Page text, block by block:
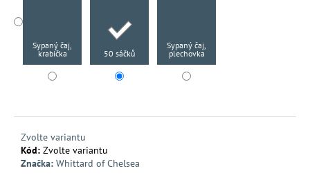
Sypaný čaj,
krabička
50 sáčků
Sypaný čaj,
plechovka
Zvolte variantu
Kód: Zvolte variantu
Značka: Whittard of Chelsea
č